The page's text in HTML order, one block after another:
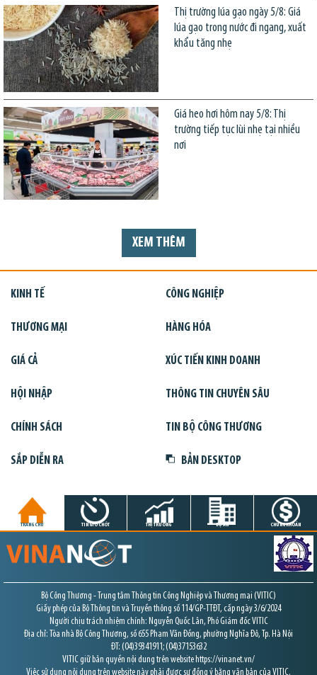
Thị trường lúa gạo ngày 5/8: Giá
lúa gạo trong nước đi ngang, xuất
khẩu tăng nhẹ
Giá heo hơi hôm nay 5/8: Thị
trường tiếp tục lùi nhẹ tại nhiều
nơi
XEM THÊM
KINH TẾ CÔNG NGHIỆP
THƯƠNG MẠI HÀNG HÓA
GIÁ CẢ XÚC TIẾN KINH DOANH
HỘI NHẬP THÔNG TIN CHUYÊN SÂU
CHÍNH SÁCH TIN BỘ CÔNG THƯƠNG
SẮP DIỄN RA BẢN DESKTOP
TRANG CHỦ TIN GIỜ CHÓT THỊ TRƯỜNG DỰ ÁN CHỨNG KHOÁN
Bộ Công Thương - Trung tâm Thông tin Công Nghiệp và Thương mại (VITIC)
Giấy phép của Bộ Thông tin và Truyền thông số 114/GP-TTĐT, cấp ngày 3/6/2024
Người chịu trách nhiệm chính: Nguyễn Quốc Lân, Phó Giám đốc VITIC
Địa chỉ: Tòa nhà Bộ Công Thương, số 655 Phạm Văn Đồng, phường Nghĩa Đô, Tp. Hà Nội
ĐT: (04)39341911; (04)37153632
VITIC giữ bản quyền nội dung trên website https://vinanet.vn/
Việc sử dụng nội dung trên website này phải được sự đồng ý bằng văn bản của VITIC.